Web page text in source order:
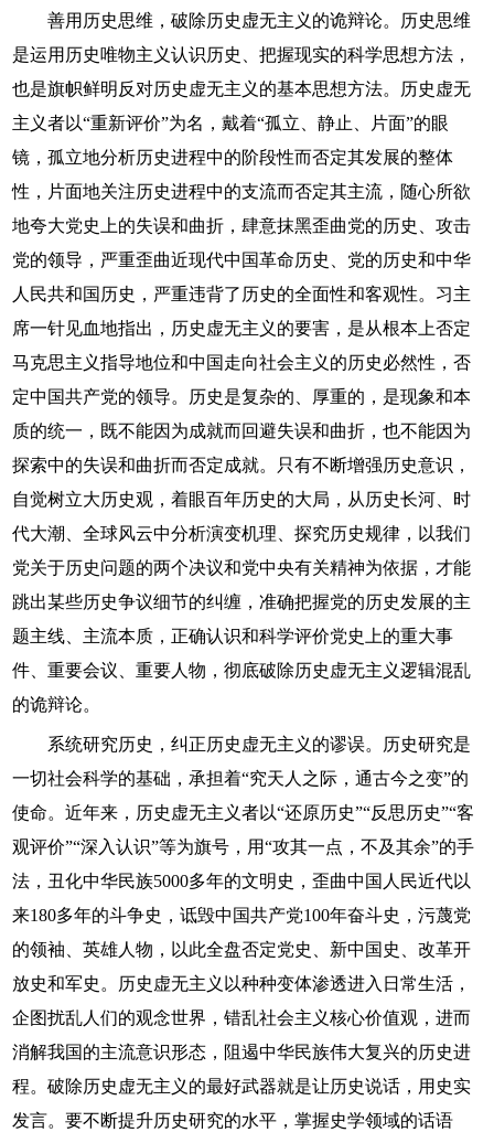
善用历史思维，破除历史虚无主义的诡辩论。历史思维
是运用历史唯物主义认识历史、把握现实的科学思想方法，
也是旗帜鲜明反对历史虚无主义的基本思想方法。历史虚无
主义者以“重新评价”为名，戴着“孤立、静止、片面”的眼
镜，孤立地分析历史进程中的阶段性而否定其发展的整体
性，片面地关注历史进程中的支流而否定其主流，随心所欲
地夸大党史上的失误和曲折，肆意抹黑歪曲党的历史、攻击
党的领导，严重歪曲近现代中国革命历史、党的历史和中华
人民共和国历史，严重违背了历史的全面性和客观性。习主
席一针见血地指出，历史虚无主义的要害，是从根本上否定
马克思主义指导地位和中国走向社会主义的历史必然性，否
定中国共产党的领导。历史是复杂的、厚重的，是现象和本
质的统一，既不能因为成就而回避失误和曲折，也不能因为
探索中的失误和曲折而否定成就。只有不断增强历史意识，
自觉树立大历史观，着眼百年历史的大局，从历史长河、时
代大潮、全球风云中分析演变机理、探究历史规律，以我们
党关于历史问题的两个决议和党中央有关精神为依据，才能
跳出某些历史争议细节的纠缠，准确把握党的历史发展的主
题主线、主流本质，正确认识和科学评价党史上的重大事
件、重要会议、重要人物，彻底破除历史虚无主义逻辑混乱
的诡辩论。
系统研究历史，纠正历史虚无主义的谬误。历史研究是
一切社会科学的基础，承担着“究天人之际，通古今之变”的
使命。近年来，历史虚无主义者以“还原历史”“反思历史”“客
观评价”“深入认识”等为旗号，用“攻其一点，不及其余”的手
法，丑化中华民族5000多年的文明史，歪曲中国人民近代以
来180多年的斗争史，诋毁中国共产党100年奋斗史，污蔑党
的领袖、英雄人物，以此全盘否定党史、新中国史、改革开
放史和军史。历史虚无主义以种种变体渗透进入日常生活，
企图扰乱人们的观念世界，错乱社会主义核心价值观，进而
消解我国的主流意识形态，阻遏中华民族伟大复兴的历史进
程。破除历史虚无主义的最好武器就是让历史说话，用史实
发言。要不断提升历史研究的水平，掌握史学领域的话语